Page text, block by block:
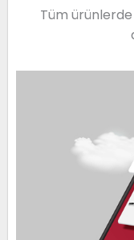
Tüm